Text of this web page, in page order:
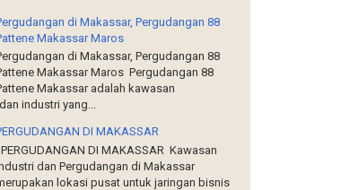
di Makassar, Pergudangan 88
Makassar Maros
di Makassar, Pergudangan 88
Makassar Maros Pergudangan 88
Makassar adalah kawasan
industri yang...
DI MAKASSAR
PERGUDANGAN DI MAKASSAR Kawasan
dan Pergudangan di Makassar
lokasi pusat untuk jaringan bisnis